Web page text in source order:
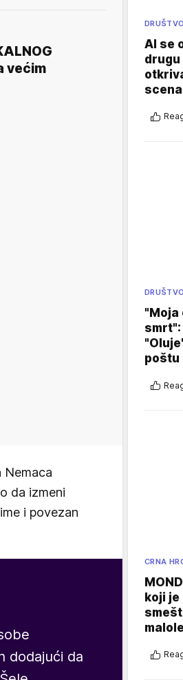
većim
Nemaca
da izmeni
i povezan
dodajući da
DRUŠTVO
AI se
DRUŠTVO
"Moja
poštu
CRNA
koji je